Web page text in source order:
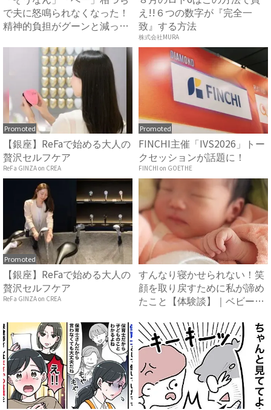
で夫に怒鳴られなくなった！
精神的負担がグーンと減っ
え!!６つの数字が『完全一
致』する方法
株式会社MURA
Promoted
【銀座】ReFaで始める大人の
贅沢セルフケア
ReFa GINZA on CREA
Promoted
FINCHI主催「IVS2026」トー
クセッションが話題に！
FINCHI on GOETHE
Promoted
【銀座】ReFaで始める大人の
贅沢セルフケア
ReFa GINZA on CREA
すんなり寝かせられない！笑
顔を取り戻すために私が諦め
たこと【体験談】｜ベビーカ